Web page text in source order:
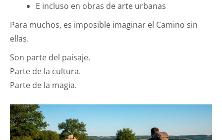
E incluso en obras de arte urbanas
Para muchos, es imposible imaginar el Camino sin
ellas.
Son parte del paisaje.
Parte de la cultura.
Parte de la magia.